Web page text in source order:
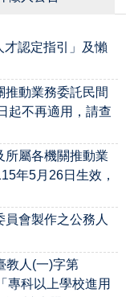
認定指引」及懶
推動業務委託民間
起不再適用，請查
所屬各機關推動業
年5月26日生效，
員會製作之公務人
教人(一)字第
專科以上學校進用